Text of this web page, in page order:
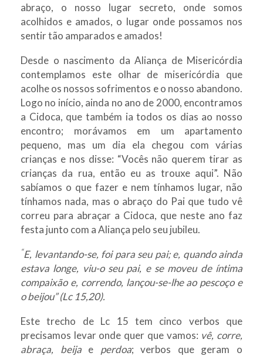
abraço, o nosso lugar secreto, onde somos
acolhidos e amados, o lugar onde possamos nos
sentir tão amparados e amados!
Desde o nascimento da Aliança de Misericórdia
contemplamos este olhar de misericórdia que
acolhe os nossos sofrimentos e o nosso abandono.
Logo no início, ainda no ano de 2000, encontramos
a Cidoca, que também ia todos os dias ao nosso
encontro; morávamos em um apartamento
pequeno, mas um dia ela chegou com várias
crianças e nos disse: “Vocês não querem tirar as
crianças da rua, então eu as trouxe aqui”. Não
sabíamos o que fazer e nem tínhamos lugar, não
tínhamos nada, mas o abraço do Pai que tudo vê
correu para abraçar a Cidoca, que neste ano faz
festa junto com a Aliança pelo seu jubileu.
“E, levantando-se, foi para seu pai; e, quando ainda
estava longe, viu-o seu pai, e se moveu de íntima
compaixão e, correndo, lançou-se-lhe ao pescoço e
o beijou” (Lc 15,20).
Este trecho de Lc 15 tem cinco verbos que
precisamos levar onde quer que vamos: vê, corre,
abraça, beija e perdoa; verbos que geram o